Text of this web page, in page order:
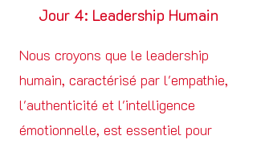
Jour 4: Leadership Humain
Nous croyons que le leadership
humain, caractérisé par l'empathie,
l'authenticité et l'intelligence
émotionnelle, est essentiel pour